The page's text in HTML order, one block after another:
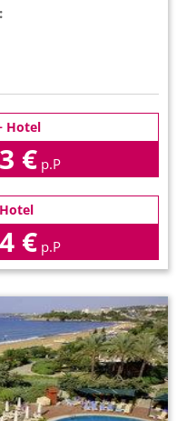
Hotel
€ p.P
€ p.P